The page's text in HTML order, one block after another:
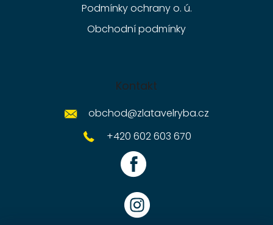
Podmínky ochrany o. ú.
Obchodní podmínky
Kontakt
obchod@zlatavelryba.cz
+420 602 603 670